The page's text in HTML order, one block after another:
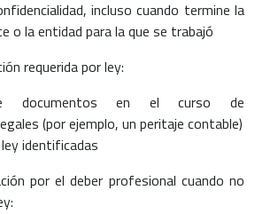
incluso cuando termine la
o la entidad para la que se trabajó
requerida por ley:
documentos en el curso de
(por ejemplo, un peritaje contable)
identificadas
por el deber profesional cuando no